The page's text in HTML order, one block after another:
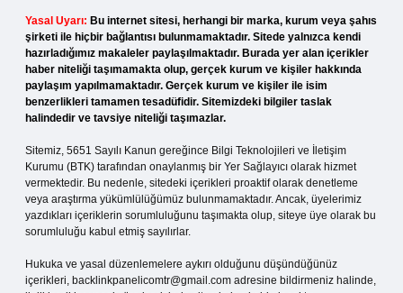
Yasal Uyarı: Bu internet sitesi, herhangi bir marka, kurum veya şahıs
şirketi ile hiçbir bağlantısı bulunmamaktadır. Sitede yalnızca kendi
hazırladığımız makaleler paylaşılmaktadır. Burada yer alan içerikler
haber niteliği taşımamakta olup, gerçek kurum ve kişiler hakkında
paylaşım yapılmamaktadır. Gerçek kurum ve kişiler ile isim
benzerlikleri tamamen tesadüfidir. Sitemizdeki bilgiler taslak
halindedir ve tavsiye niteliği taşımazlar.
Sitemiz, 5651 Sayılı Kanun gereğince Bilgi Teknolojileri ve İletişim
Kurumu (BTK) tarafından onaylanmış bir Yer Sağlayıcı olarak hizmet
vermektedir. Bu nedenle, sitedeki içerikleri proaktif olarak denetleme
veya araştırma yükümlülüğümüz bulunmamaktadır. Ancak, üyelerimiz
yazdıkları içeriklerin sorumluluğunu taşımakta olup, siteye üye olarak bu
sorumluluğu kabul etmiş sayılırlar.
Hukuka ve yasal düzenlemelere aykırı olduğunu düşündüğünüz
içerikleri, backlinkpanelicomtr@gmail.com adresine bildirmeniz halinde,